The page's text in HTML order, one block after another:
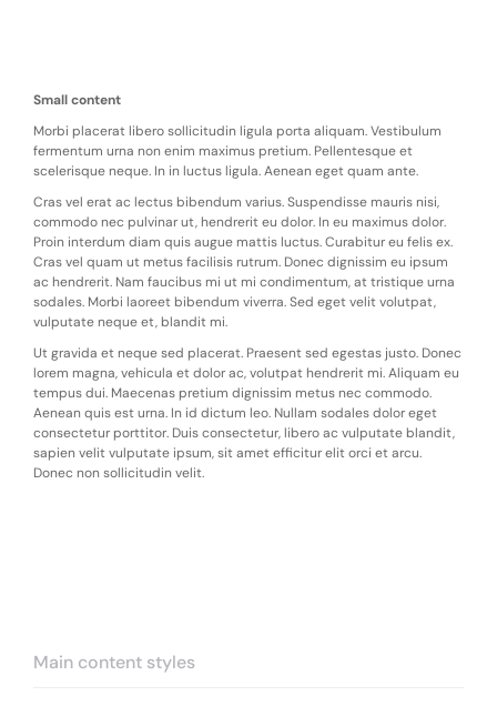
Small content
Morbi placerat libero sollicitudin ligula porta aliquam. Vestibulum
fermentum urna non enim maximus pretium. Pellentesque et
scelerisque neque. In in luctus ligula. Aenean eget quam ante.
Cras vel erat ac lectus bibendum varius. Suspendisse mauris nisi,
commodo nec pulvinar ut, hendrerit eu dolor. In eu maximus dolor.
Proin interdum diam quis augue mattis luctus. Curabitur eu felis ex.
Cras vel quam ut metus facilisis rutrum. Donec dignissim eu ipsum
ac hendrerit. Nam faucibus mi ut mi condimentum, at tristique urna
sodales. Morbi laoreet bibendum viverra. Sed eget velit volutpat,
vulputate neque et, blandit mi.
Ut gravida et neque sed placerat. Praesent sed egestas justo. Donec
lorem magna, vehicula et dolor ac, volutpat hendrerit mi. Aliquam eu
tempus dui. Maecenas pretium dignissim metus nec commodo.
Aenean quis est urna. In id dictum leo. Nullam sodales dolor eget
consectetur porttitor. Duis consectetur, libero ac vulputate blandit,
sapien velit vulputate ipsum, sit amet efficitur elit orci et arcu.
Donec non sollicitudin velit.
Main content styles